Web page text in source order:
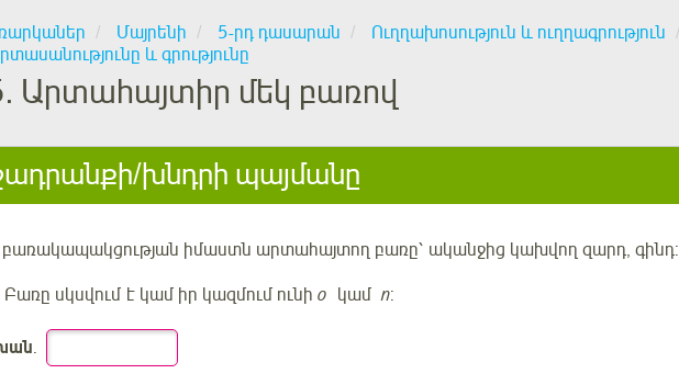
Մայրենի 5-րդ դասարան Ուղղախոսություն և ուղղագրություն
և գրությունը
Արտահայտիր մեկ բառով
խնդրի պայմանը
բառակապակցության իմաստն արտահայտող բառը՝ ականջից կախվող զարդ, գինդ:
Բառը սկսվում է կամ իր կազմում ունի օ կամո:
.